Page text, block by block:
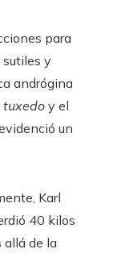
para
y
andrógina
tuxedo y el
un
Karl
40 kilos
allá de la